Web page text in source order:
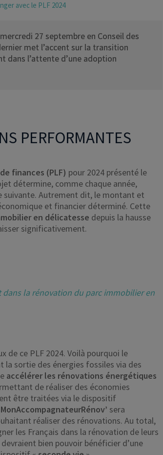
avec le PLF 2024
27 septembre en Conseil des
met l’accent sur la transition
dans l’attente d’une adoption
PERFORMANTES
finances (PLF) pour 2024 présenté le
détermine, comme chaque année,
suivante. Autrement dit, le montant et
et financier déterminé. Cette
en délicatesse depuis la hausse
significativement.
dans la rénovation du parc immobilier en
de ce PLF 2024. Voilà pourquoi le
la sortie des énergies fossiles via des
accélérer les rénovations énergétiques
de réaliser des économies
être traitées via le dispositif
MonAccompagnateurRénov’ sera
réaliser des rénovations. Au total,
les Français dans la rénovation de leurs
bien pouvoir bénéficier d’une